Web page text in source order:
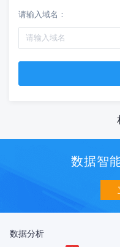
请输入域名：
数据智
数据分析